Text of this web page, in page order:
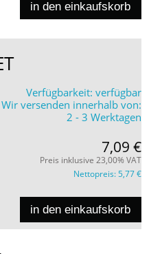
in den einkaufskorb
Verfügbarkeit: verfügbar
Wir versenden innerhalb von:
2 - 3 Werktagen
7,09 €
Preis inklusive 23,00% VAT
Nettopreis:5,77 €
in den einkaufskorb